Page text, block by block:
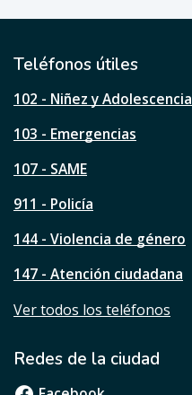
t
l
s
a
á
i
a
Teléfonos útiles
102 - Niñez y Adolescencia
103 - Emergencias
107 - SAME
911 - Policía
144 - Violencia de género
147 - Atención ciudadana
Ver todos los teléfonos
Redes de la ciudad